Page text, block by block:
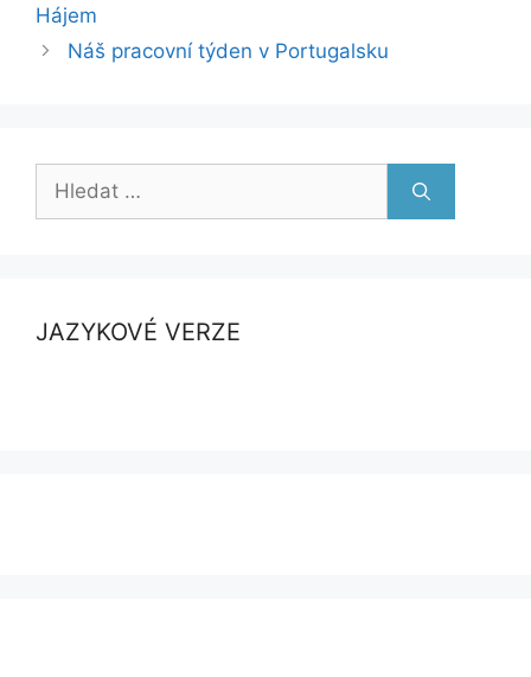
Hájem
Náš pracovní týden v Portugalsku
Hledat:
JAZYKOVÉ VERZE